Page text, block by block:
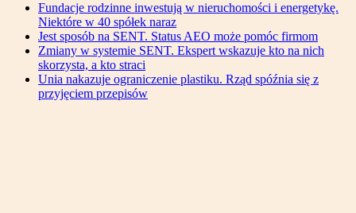
Fundacje rodzinne inwestują w nieruchomości i energetykę.
Niektóre w 40 spółek naraz
Jest sposób na SENT. Status AEO może pomóc firmom
Zmiany w systemie SENT. Ekspert wskazuje kto na nich
skorzysta, a kto straci
Unia nakazuje ograniczenie plastiku. Rząd spóźnia się z
przyjęciem przepisów